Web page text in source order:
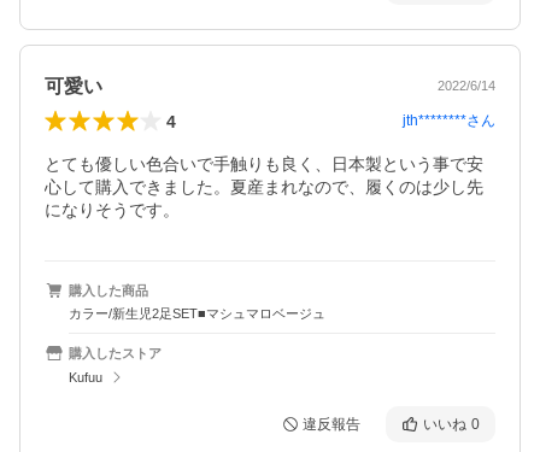
可愛い 2022/6/14
4 jth********さん
とても優しい色合いで手触りも良く、日本製という事で安
心して購入できました。夏産まれなので、履くのは少し先
になりそうです。
購入した商品
カラー/新生児2足SET■マシュマロベージュ
購入したストア
Kufuu
違反報告 いいね 0